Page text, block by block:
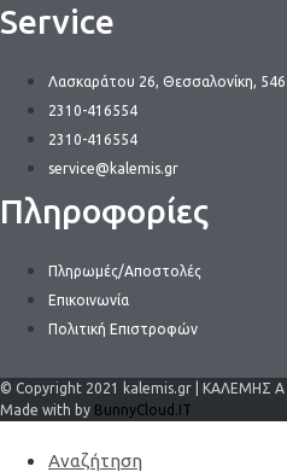
Service
Λασκαράτου 26, Θεσσαλονίκη,
2310-416554
2310-416554
service@kalemis.gr
Πληροφορίες
Πληρωμές/Αποστολές
Επικοινωνία
Πολιτική Επιστροφών
© Copyright 2021 kalemis.gr | ΚΑΛΕΜΗΣ Α
Made with by BunnyCloud.IT
Αναζήτηση